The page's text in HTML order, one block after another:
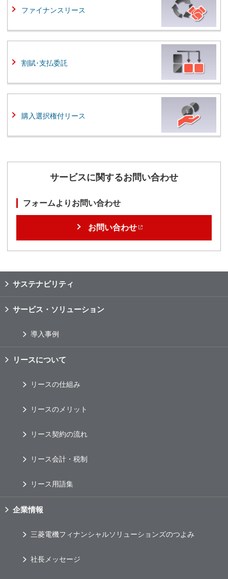
ファイナンスリース
割賦･支払委託
購入選択権付リース
サービスに関するお問い合わせ
フォームよりお問い合わせ
お問い合わせ
サステナビリティ
サービス・ソリューション
導入事例
リースについて
リースの仕組み
リースのメリット
リース契約の流れ
リース会計・税制
リース用語集
企業情報
三菱電機フィナンシャルソリューションズのつよみ
社長メッセージ